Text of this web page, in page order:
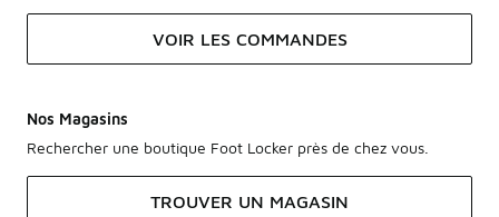
VOIR LES COMMANDES
Nos Magasins
Rechercher une boutique Foot Locker près de chez vous.
TROUVER UN MAGASIN